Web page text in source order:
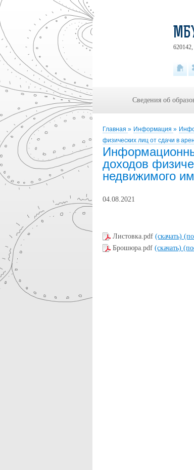
Главная » Информация »
физических лиц от сдачи в
доходов
недвижимого
04.08.2021
Листовка.pdf (скачать)
Брошюра.pdf (скачать)
620142,
Сведения об